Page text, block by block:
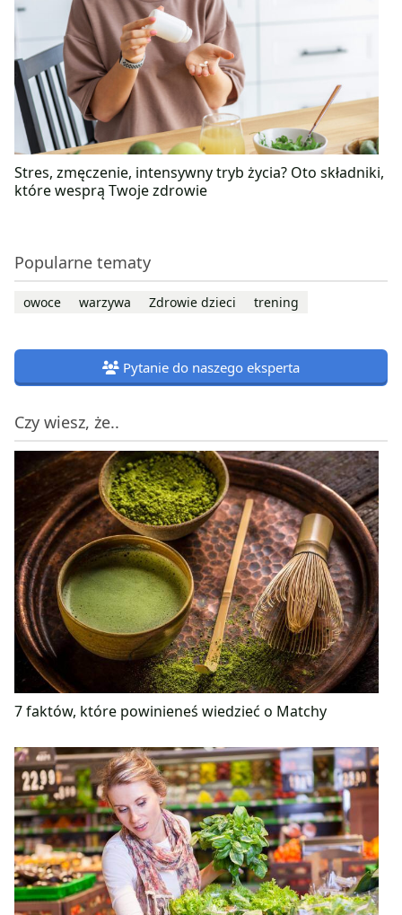
Stres, zmęczenie, intensywny tryb życia? Oto składniki,
które wesprą Twoje zdrowie
Popularne tematy
owoce warzywa Zdrowie dzieci trening
Pytanie do naszego eksperta
Czy wiesz, że..
7 faktów, które powinieneś wiedzieć o Matchy